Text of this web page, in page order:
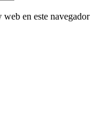
en este navegador